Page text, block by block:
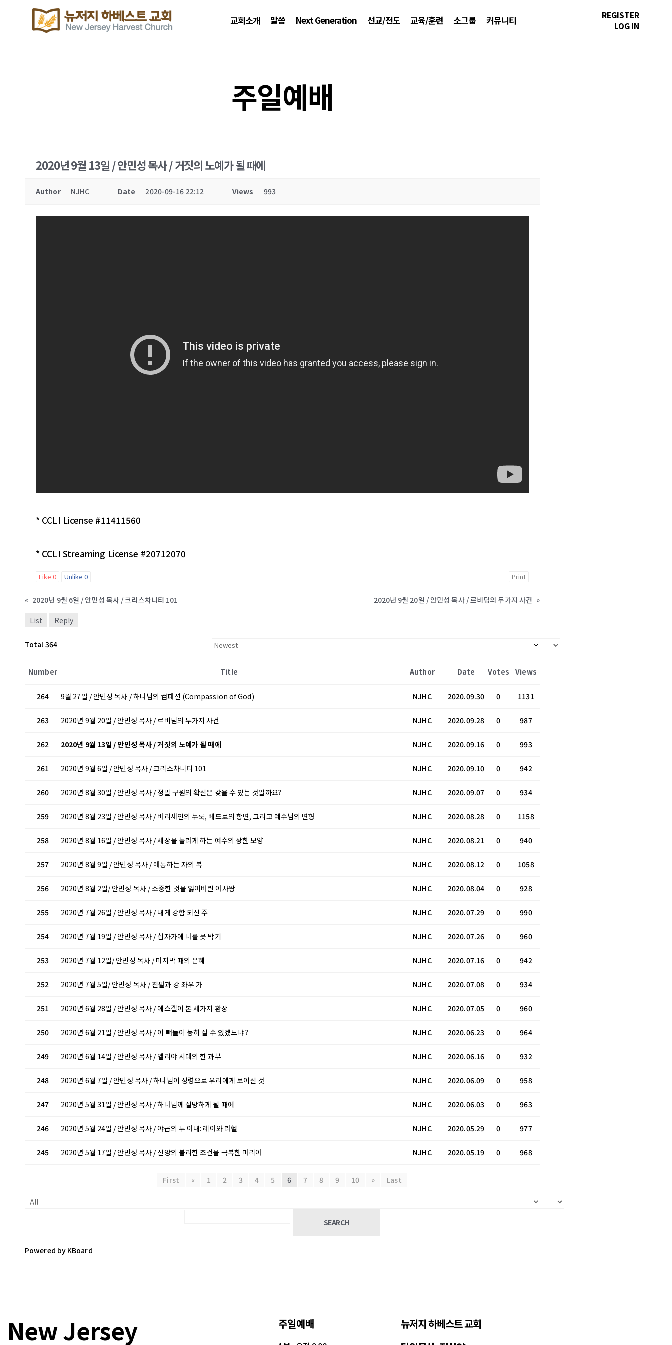
교회소개 말씀 Next Generation 선교/전도 교육/훈련 소그룹 커뮤니티
REGISTER
LOG IN
주일예배
2020년 9월 13일 / 안민성 목사 / 거짓의 노예가 될 때에
Author NJHC Date 2020-09-16 22:12 Views 993
* CCLI License #11411560
* CCLI Streaming License #20712070
Like 0 Unlike0 Print
« 2020년 9월 6일 / 안민성 목사 / 크리스차니티 101 2020년 9월 20일 / 안민성 목사 / 르비딤의 두가지 사건 »
List Reply
Total 364
Number Title Author Date Votes Views
264 9월 27일 / 안민성 목사 / 하나님의 컴패션 (Compassion of God) NJHC 2020.09.30 0 1131
263 2020년 9월 20일 / 안민성 목사 / 르비딤의 두가지 사건 NJHC 2020.09.28 0 987
262 2020년 9월 13일 / 안민성 목사 / 거짓의 노예가 될 때에 NJHC 2020.09.16 0 993
261 2020년 9월 6일 / 안민성 목사 / 크리스차니티 101 NJHC 2020.09.10 0 942
260 2020년 8월 30일 / 안민성 목사 / 정말 구원의 확신은 갖을 수 있는 것일까요? NJHC 2020.09.07 0 934
259 2020년 8월 23일 / 안민성 목사 / 바리새인의 누룩, 베드로의 항변, 그리고 예수님의 변형 NJHC 2020.08.28 0 1158
258 2020년 8월 16일 / 안민성 목사 / 세상을 놀라게 하는 예수의 상한 모양 NJHC 2020.08.21 0 940
257 2020년 8월 9일 / 안민성 목사 / 애통하는 자의 복 NJHC 2020.08.12 0 1058
256 2020년 8월 2일/ 안민성 목사 / 소중한 것을 잃어버린 아사왕 NJHC 2020.08.04 0 928
255 2020년 7월 26일 / 안민성 목사 / 내게 강함 되신 주 NJHC 2020.07.29 0 990
254 2020년 7월 19일 / 안민성 목사 / 십자가에 나를 못 박기 NJHC 2020.07.26 0 960
253 2020년 7월 12일/ 안민성 목사 / 마지막 때의 은혜 NJHC 2020.07.16 0 942
252 2020년 7월 5일/ 안민성 목사 / 진펄과 강 좌우 가 NJHC 2020.07.08 0 934
251 2020년 6월 28일 / 안민성 목사 / 에스겔이 본 세가지 환상 NJHC 2020.07.05 0 960
250 2020년 6월 21일 / 안민성 목사 / 이 뼈들이 능히 살 수 있겠느냐 ? NJHC 2020.06.23 0 964
249 2020년 6월 14일 / 안민성 목사 / 엘리야 시대의 한 과부 NJHC 2020.06.16 0 932
248 2020년 6월 7일 / 안민성 목사 / 하나님이 성령으로 우리에게 보이신 것 NJHC 2020.06.09 0 958
247 2020년 5월 31일 / 안민성 목사 / 하나님께 실망하게 될 때에 NJHC 2020.06.03 0 963
246 2020년 5월 24일 / 안민성 목사 / 야곱의 두 아내: 레아와 라헬 NJHC 2020.05.29 0 977
245 2020년 5월 17일 / 안민성 목사 / 신앙의 불리한 조건을 극복한 마리아 NJHC 2020.05.19 0 968
First « 1 2 3 4 5 6 7 8 9 10 » Last
SEARCH
Powered by KBoard
New Jersey 주일예배
뉴저지 하베스트 교회